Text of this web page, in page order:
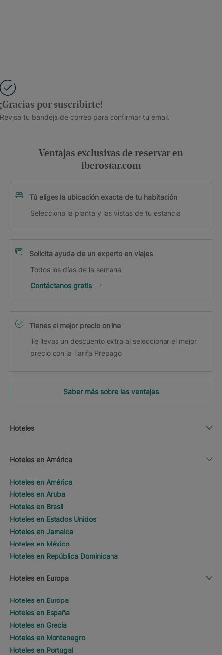
¡Gracias por suscribirte!
Revisa tu bandeja de correo para confirmar tu email.
Ventajas exclusivas de reservar en
iberostar.com
Tú eliges la ubicación exacta de tu habitación
Selecciona la planta y las vistas de tu estancia
Solicita ayuda de un experto en viajes
Todos los días de la semana
Contáctanos gratis
Tienes el mejor precio online
Te llevas un descuento extra al seleccionar el mejor
precio con la Tarifa Prepago
Saber más sobre las ventajas
Hoteles
Hoteles en América
Hoteles en América
Hoteles en Aruba
Hoteles en Brasil
Hoteles en Estados Unidos
Hoteles en Jamaica
Hoteles en México
Hoteles en República Dominicana
Hoteles en Europa
Hoteles en Europa
Hoteles en España
Hoteles en Grecia
Hoteles en Montenegro
Hoteles en Portugal